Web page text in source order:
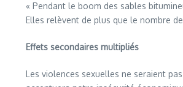
« Pendant le boom des sables
Elles relèvent de plus que le nombre
Effets secondaires multipliés
Les violences sexuelles ne seraient